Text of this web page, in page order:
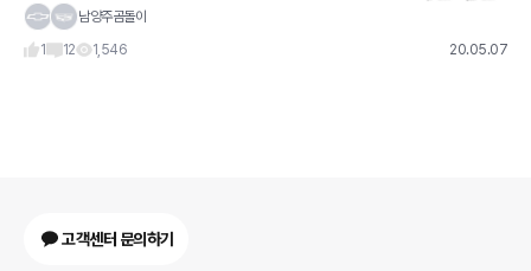
상이합니다 신규차량 정보 올릴때 검토좀 부탁드려요
남양주곰돌이
1
12 1,546 20.05.07
고객센터 문의하기